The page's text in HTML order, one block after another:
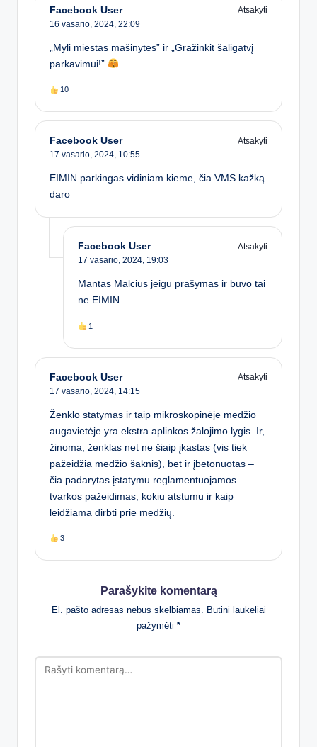
Facebook User
Atsakyti
16 vasario, 2024, 22:09
„Myli miestas mašinytes” ir „Gražinkit šaligatvį
parkavimui!”
10
Facebook User
Atsakyti
17 vasario, 2024, 10:55
EIMIN parkingas vidiniam kieme, čia VMS kažką
daro
Facebook User
Atsakyti
17 vasario, 2024, 19:03
Mantas Malcius jeigu prašymas ir buvo tai
ne EIMIN
1
Facebook User
Atsakyti
17 vasario, 2024, 14:15
Ženklo statymas ir taip mikroskopinėje medžio
augavietėje yra ekstra aplinkos žalojimo lygis. Ir,
žinoma, ženklas net ne šiaip įkastas (vis tiek
pažeidžia medžio šaknis), bet ir įbetonuotas –
čia padarytas įstatymu reglamentuojamos
tvarkos pažeidimas, kokiu atstumu ir kaip
leidžiama dirbti prie medžių.
3
Parašykite komentarą
El. pašto adresas nebus skelbiamas. Būtini laukeliai
pažymėti *